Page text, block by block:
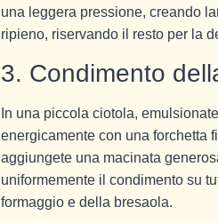
una leggera pressione, creando
ripieno, riservando il resto per la
3. Condimento
In una piccola ciotola,
energicamente con una forchetta
aggiungete una macinata
uniformemente il condimento su
formaggio e della bresaola.